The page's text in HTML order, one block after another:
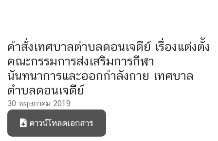
คำสั่งเทศบาลตำบลดอนเจดีย์ เรื่องแต่งตั้ง
คณะกรรมการส่งเสริมการกีฬา
นันทนาการและออกกำลังกาย เทศบาล
ตำบลดอนเจดีย์
30 พฤษภาคม 2019
ดาวน์โหลดเอกสาร